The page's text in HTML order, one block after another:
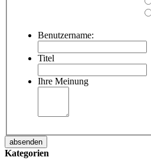
Benutzername:
Titel
Ihre Meinung
absenden
Kategorien